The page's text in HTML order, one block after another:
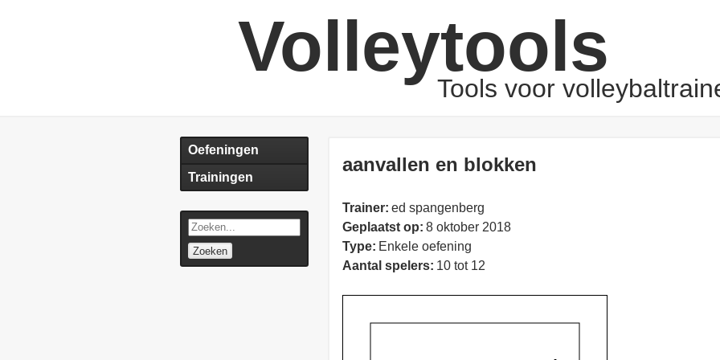
Volleytools
Tools voor
Oefeningen
Trainingen
Zoeken
aanvallen en blokken
Trainer: ed spangenberg
Geplaatst op: 8 oktober 2018
Type: Enkele oefening
Aantal spelers: 10 tot 12